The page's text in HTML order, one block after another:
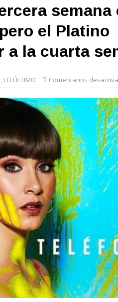
semana
el Platino
a la cuarta
, LO ÚLTIMO Comentarios